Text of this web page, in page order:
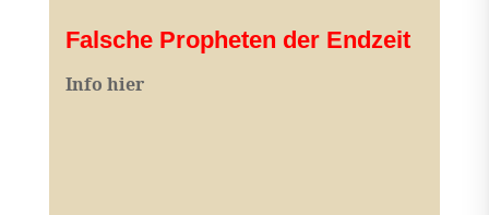
Falsche Propheten der Endzeit
Info hier